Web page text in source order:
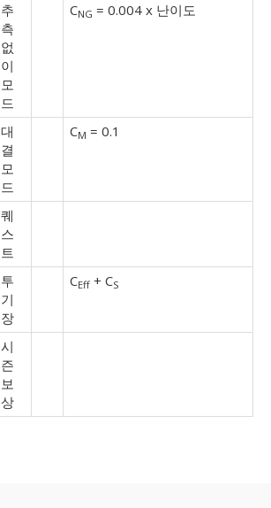
추
측
없
이
모
드
CNG = 0.004 x 난이도
대
결
모
드
CM = 0.1
퀘
스
트
투
기
장
CEff + CS
시
즌
보
상